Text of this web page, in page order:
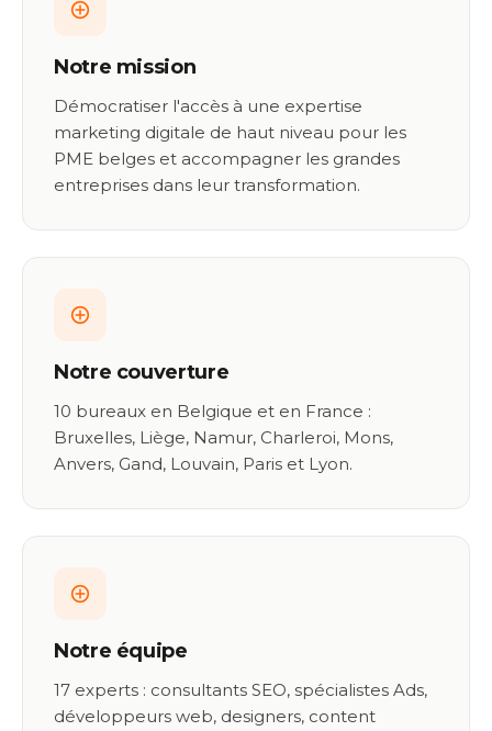
Notre mission
Démocratiser l'accès à une expertise
marketing digitale de haut niveau pour les
PME belges et accompagner les grandes
entreprises dans leur transformation.
Notre couverture
10 bureaux en Belgique et en France :
Bruxelles, Liège, Namur, Charleroi, Mons,
Anvers, Gand, Louvain, Paris et Lyon.
Notre équipe
17 experts : consultants SEO, spécialistes Ads,
développeurs web, designers, content